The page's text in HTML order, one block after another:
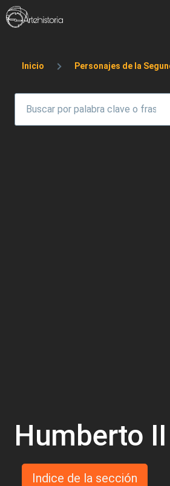
Pasar al contenido principal
Sobrescribir enlaces
Inicio Personajes de la
Humberto II
Indice de la sección